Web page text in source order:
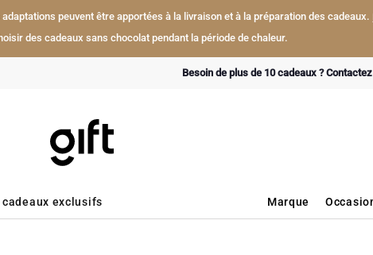
peuvent être apportées à la livraison et à la préparation des cadeaux.
des cadeaux sans chocolat pendant la période de chaleur.
Besoin de plus de 10 cadeaux ?
cadeaux exclusifs Marque